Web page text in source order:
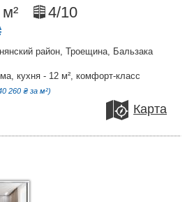
4/10
район, Троещина, Бальзака
кухня - 12 м², комфорт-класс
260 ₴ за м²)
Карта